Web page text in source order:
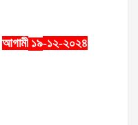
আগামী ১৯-১২-২০২৪